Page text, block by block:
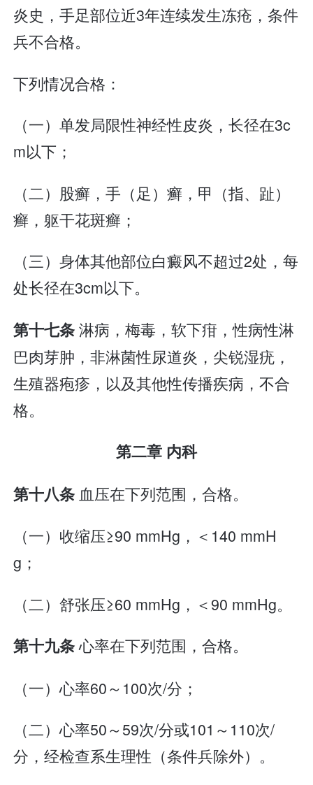
炎史，手足部位近3年连续发生冻疮，条件
兵不合格。
下列情况合格：
（一）单发局限性神经性皮炎，长径在3c
m以下；
（二）股癣，手（足）癣，甲（指、趾）
癣，躯干花斑癣；
（三）身体其他部位白癜风不超过2处，每
处长径在3cm以下。
第十七条淋病，梅毒，软下疳，性病性淋
巴肉芽肿，非淋菌性尿道炎，尖锐湿疣，
生殖器疱疹，以及其他性传播疾病，不合
格。
第二章 内科
第十八条 血压在下列范围，合格。
（一）收缩压≥90 mmHg，＜140 mmH
g；
（二）舒张压≥60 mmHg，＜90 mmHg。
第十九条心率在下列范围，合格。
（一）心率60～100次/分；
（二）心率50～59次/分或101～110次/
分，经检查系生理性（条件兵除外）。